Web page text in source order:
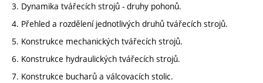
3. Dynamika tvářecích strojů - druhy pohonů.
4. Přehled a rozdělení jednotlivých druhů tvářecích strojů.
5. Konstrukce mechanických tvářecích strojů.
6. Konstrukce hydraulických tvářecích strojů.
7. Konstrukce bucharů a válcovacích stolic.